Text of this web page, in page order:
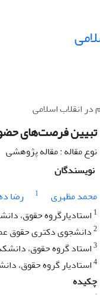
انقلاب اسلامی
تبیین فرصت‌های
نوع مقاله : مقاله پژوهشی
نویسندگان
محمد مظهری
1 رضا
1 استادیارگروه حقوق،
2دانشجوی دکتری حقوق
3استاد گروه حقوق،
4استادیار گروه حقوق،
چکیده